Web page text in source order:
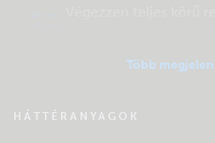
VRM távfelügyelet –
Több
HÁTTÉRANYAGOK